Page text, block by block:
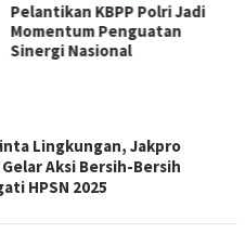
Jadi
Akpol 2026 Saring
Masa Depan Lewat
Berstandar Tinggi
Lingkungan, Jakpro
Aksi Bersih-Bersih
HPSN 2025